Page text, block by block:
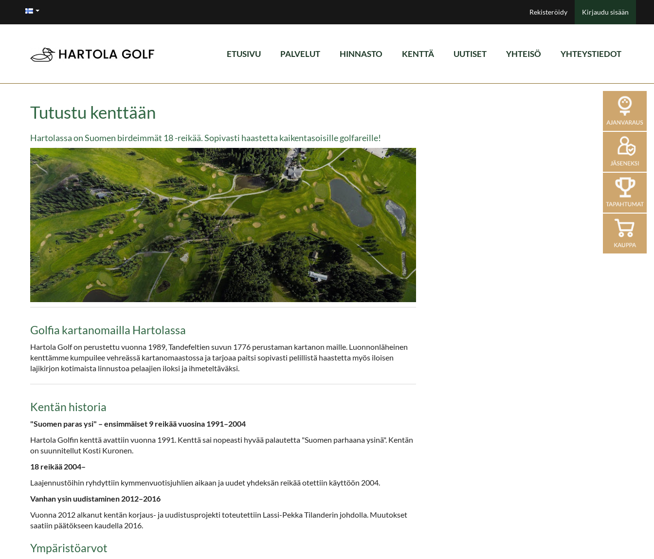
Rekisteröidy Kirjaudu sisään
ETUSIVU PALVELUT HINNASTO KENTTÄ UUTISET YHTEISÖ YHTEYSTIEDOT
Tutustu kenttään
Hartolassa on Suomen birdeimmät 18 -reikää. Sopivasti haastetta kaikentasoisille golfareille!
Golfia kartanomailla Hartolassa
Hartola Golf on perustettu vuonna 1989, Tandefeltien suvun 1776 perustaman kartanon maille. Luonnonläheinen
kenttämme kumpuilee vehreässä kartanomaastossa ja tarjoaa paitsi sopivasti pelillistä haastetta myös iloisen
lajikirjon kotimaista linnustoa pelaajien iloksi ja ihmeteltäväksi.
Kentän historia
"Suomen paras ysi" – ensimmäiset 9 reikää vuosina 1991–2004
Hartola Golfin kenttä avattiin vuonna 1991. Kenttä sai nopeasti hyvää palautetta "Suomen parhaana ysinä". Kentän
on suunnitellut Kosti Kuronen.
18 reikää 2004–
Laajennustöihin ryhdyttiin kymmenvuotisjuhlien aikaan ja uudet yhdeksän reikää otettiin käyttöön 2004.
Vanhan ysin uudistaminen 2012–2016
Vuonna 2012 alkanut kentän korjaus- ja uudistusprojekti toteutettiin Lassi-Pekka Tilanderin johdolla. Muutokset
saatiin päätökseen kaudella 2016.
Ympäristöarvot